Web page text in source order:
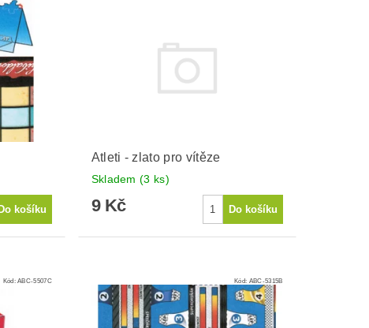
Atleti - zlato pro vítěze
Skladem(3 ks)
9 Kč
Kód:ABC-5507C Kód: ABC-5315B